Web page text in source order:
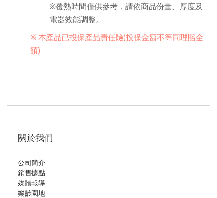
※覆熱時間僅供參考，請依商品份量、厚度及
電器效能調整。
※ 本產品已投保產品責任險(投保金額不等同理賠金
額)
關於我們
公司簡介
銷售據點
媒體報導
樂齡園地